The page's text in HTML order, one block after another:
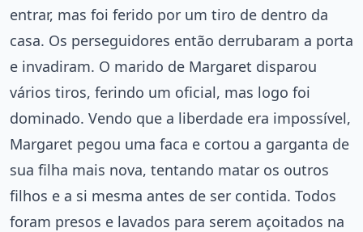
entrar, mas foi ferido por um tiro de dentro da
casa. Os perseguidores então derrubaram a porta
e invadiram. O marido de Margaret disparou
vários tiros, ferindo um oficial, mas logo foi
dominado. Vendo que a liberdade era impossível,
Margaret pegou uma faca e cortou a garganta de
sua filha mais nova, tentando matar os outros
filhos e a si mesma antes de ser contida. Todos
foram presos e lavados para serem açoitados na